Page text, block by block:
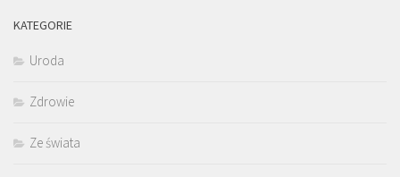
KATEGORIE
Uroda
Zdrowie
Ze świata